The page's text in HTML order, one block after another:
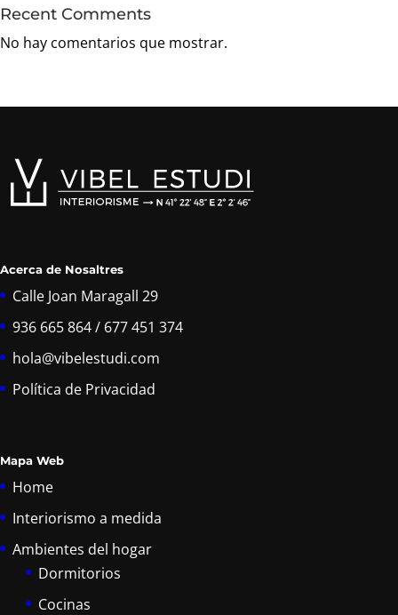
Recent Comments
No hay comentarios que mostrar.
Acerca de Nosaltres
Calle Joan Maragall 29
936 665 864 / 677 451 374
hola@vibelestudi.com
Política de Privacidad
Mapa Web
Home
Interiorismo a medida
Ambientes del hogar
Dormitorios
Cocinas